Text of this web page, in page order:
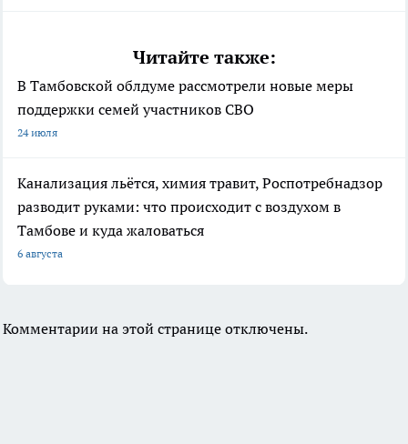
Читайте также:
В Тамбовской облдуме рассмотрели новые меры
поддержки семей участников СВО
24 июля
Канализация льётся, химия травит, Роспотребнадзор
разводит руками: что происходит с воздухом в
Тамбове и куда жаловаться
6 августа
Комментарии на этой странице отключены.